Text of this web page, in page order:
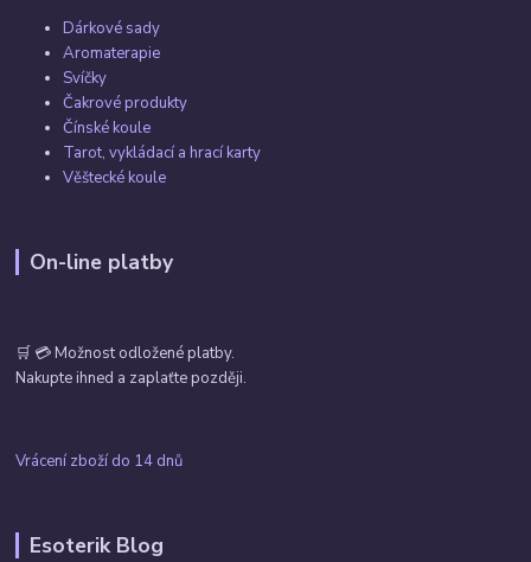
Dárkové sady
Aromaterapie
Svíčky
Čakrové produkty
Čínské koule
Tarot, vykládací a hrací karty
Věštecké koule
On-line platby
🛒 💳 Možnost odložené platby.
Nakupte ihned a zaplaťte později.
Vrácení zboží do 14 dnů
Esoterik Blog